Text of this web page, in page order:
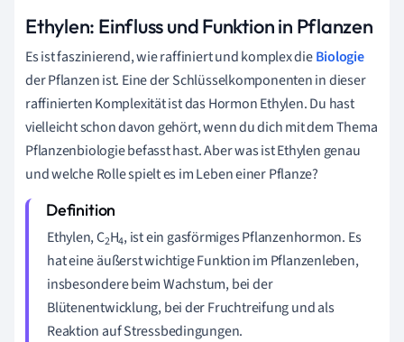
Ethylen: Einfluss und Funktion in Pflanzen
Es ist faszinierend, wie raffiniert und komplex dieBiologie
der Pflanzen ist. Eine der Schlüsselkomponenten in dieser
raffinierten Komplexität ist das Hormon Ethylen. Du hast
vielleicht schon davon gehört, wenn du dich mit dem Thema
Pflanzenbiologie befasst hast. Aber was ist Ethylen genau
und welche Rolle spielt es im Leben einer Pflanze?
Ethylen, C2H4, ist ein gasförmiges Pflanzenhormon. Es
hat eine äußerst wichtige Funktion im Pflanzenleben,
insbesondere beim Wachstum, bei der
Blütenentwicklung, bei der Fruchtreifung und als
Reaktion auf Stressbedingungen.